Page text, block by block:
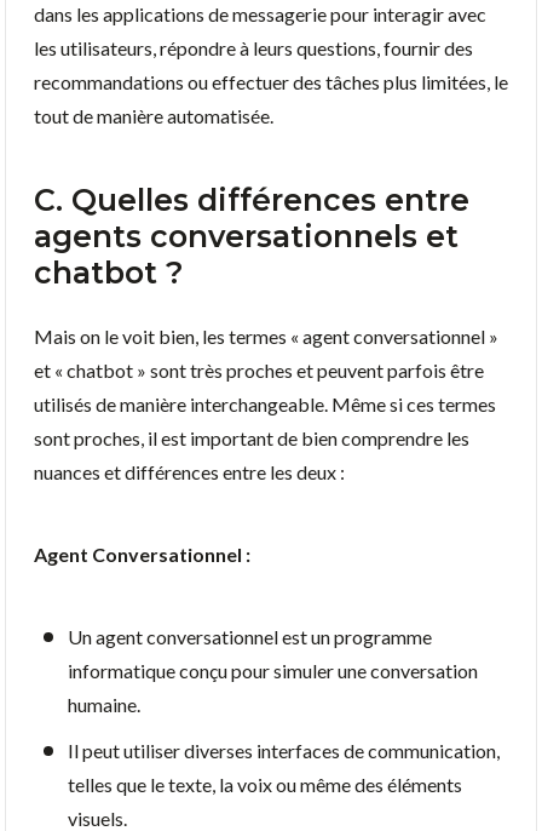
dans les applications de messagerie pour interagir avec
les utilisateurs, répondre à leurs questions, fournir des
recommandations ou effectuer des tâches plus limitées, le
tout de manière automatisée.
C. Quelles différences entre
agents conversationnels et
chatbot ?
Mais on le voit bien, les termes « agent conversationnel »
et « chatbot » sont très proches et peuvent parfois être
utilisés de manière interchangeable. Même si ces termes
sont proches, il est important de bien comprendre les
nuances et différences entre les deux :
Agent Conversationnel :
Un agent conversationnel est un programme
informatique conçu pour simuler une conversation
humaine.
Il peut utiliser diverses interfaces de communication,
telles que le texte, la voix ou même des éléments
visuels.